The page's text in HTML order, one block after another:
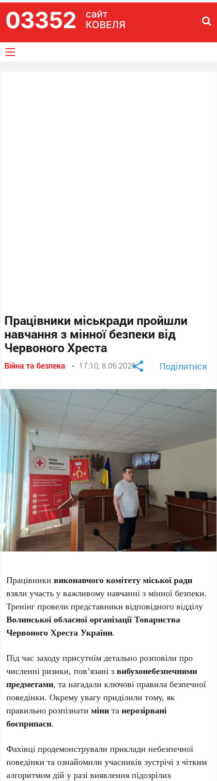
Працівники міськради пройшли
навчання з мінної безпеки від
Червоного Хреста
Війна та безпека 17:10, 8.06.2026 Поділитися
Працівникивиконавчого комітету міської ради
взяли участь у важливому навчанні з мінної безпеки.
Тренінг провели представники відповідного відділу
Волинської обласної організації Товариства
Червоного Хреста України.
Під час заходу присутнім детально розповіли про
численні ризики, пов’язані звибухонебезпечними
предметами, та нагадали ключові правила безпечної
поведінки. Окрему увагу приділили тому, як
правильно розпізнатиміни танерозірвані
боєприпаси.
Фахівці продемонстрували приклади небезпечної
поведінки та ознайомили учасників зустрічі з чітким
алгоритмом дій у разі виявлення підозрілих